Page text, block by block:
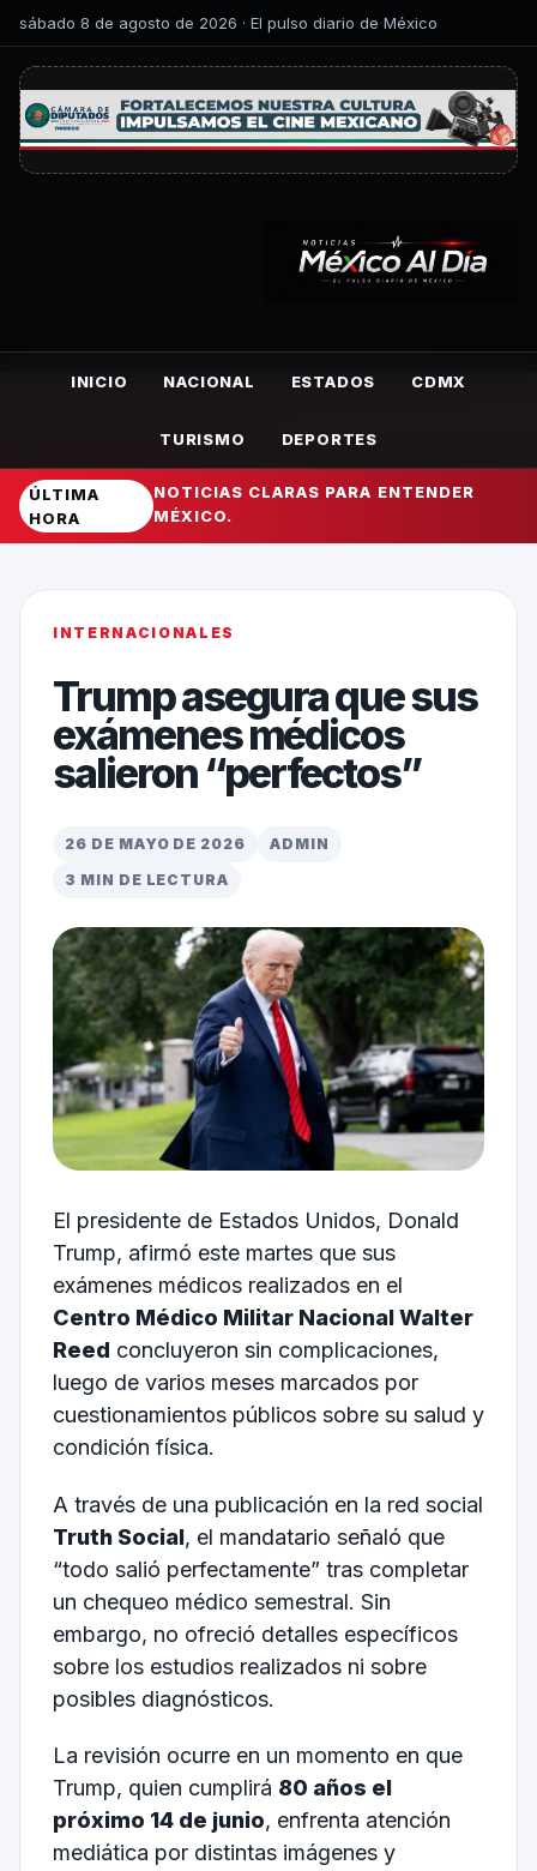
sábado 8 de agosto de 2026 · El pulso diario de México
INICIO NACIONAL ESTADOS CDMX
TURISMO DEPORTES
ÚLTIMA
HORA
NOTICIAS CLARAS PARA ENTENDER
MÉXICO.
INTERNACIONALES
Trump asegura que sus
exámenes médicos
salieron “perfectos”
26 DE MAYO DE 2026
ADMIN
3 MIN DE LECTURA
El presidente de Estados Unidos, Donald
Trump, afirmó este martes que sus
exámenes médicos realizados en el
Centro Médico Militar Nacional Walter
Reed concluyeron sin complicaciones,
luego de varios meses marcados por
cuestionamientos públicos sobre su salud y
condición física.
A través de una publicación en la red social
Truth Social, el mandatario señaló que
“todo salió perfectamente” tras completar
un chequeo médico semestral. Sin
embargo, no ofreció detalles específicos
sobre los estudios realizados ni sobre
posibles diagnósticos.
La revisión ocurre en un momento en que
Trump, quien cumplirá 80 años el
próximo 14 de junio, enfrenta atención
mediática por distintas imágenes y